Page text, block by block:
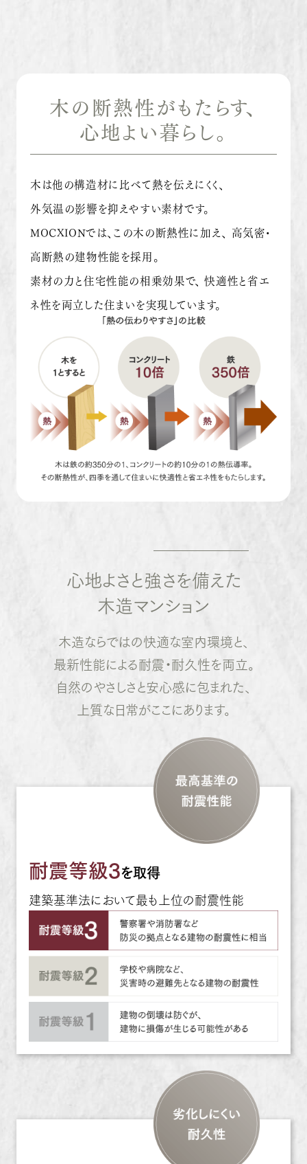
木の断熱性がもたらす、
心地よい暮らし。
木は他の構造材に比べて熱を伝えにくく、
外気温の影響を抑えやすい素材です。
MOCXIONでは、この木の断熱性に加え、 高気密・
高断熱の建物性能を採用。
素材の力と住宅性能の相乗効果で、 快適性と省エ
ネ性を両立した住まいを実現しています。
心地よさと強さを備えた
木造マンション
木造ならではの快適な室内環境と、
最新性能による耐震・耐久性を両立。
自然のやさしさと安心感に包まれた、
上質な日常がここにあります。
耐震等級3を取得
建築基準法において最も上位の耐震性能